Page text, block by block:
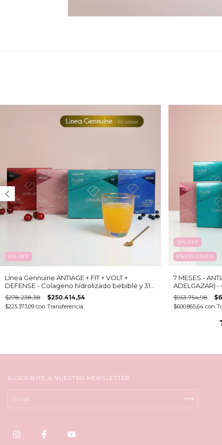
10% OFF
LÍnea Gennuine ANTIAGE + FIT + VOLT +
DEFENSE - Colageno hidrolizado bebible y 31
activos
$278.238,38 $250.414,54
$225.373,09 con Transferencia
30% OFF
ENVÍO GRATIS
7 MESES -
ADELGAZAR)
$953.754,98
$600.865,64 con
SUSCRIBITE A NUESTRO NEWSLETTER